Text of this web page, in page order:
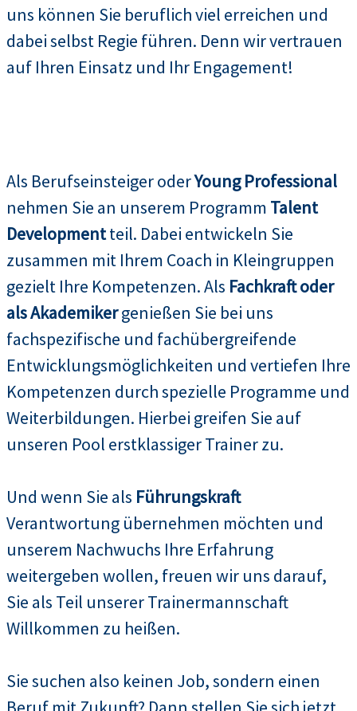
uns können Sie beruflich viel erreichen und
dabei selbst Regie führen. Denn wir vertrauen
auf Ihren Einsatz und Ihr Engagement!
Als Berufseinsteiger oderYoung Professional
nehmen Sie an unserem Programm Talent
Developmentteil. Dabei entwickeln Sie
zusammen mit Ihrem Coach in Kleingruppen
gezielt Ihre Kompetenzen. Als Fachkraft oder
als Akademikergenießen Sie bei uns
fachspezifische und fachübergreifende
Entwicklungsmöglichkeiten und vertiefen Ihre
Kompetenzen durch spezielle Programme und
Weiterbildungen. Hierbei greifen Sie auf
unseren Pool erstklassiger Trainer zu.
Und wenn Sie als Führungskraft
Verantwortung übernehmen möchten und
unserem Nachwuchs Ihre Erfahrung
weitergeben wollen, freuen wir uns darauf,
Sie als Teil unserer Trainermannschaft
Willkommen zu heißen.
Sie suchen also keinen Job, sondern einen